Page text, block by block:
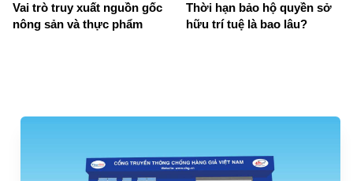
Vai trò truy xuất nguồn gốc
nông sản và thực phẩm
Thời hạn bảo hộ quyền sở
hữu trí tuệ là bao lâu?